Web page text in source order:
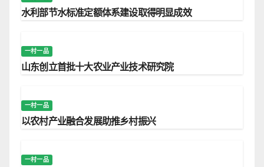
水利部节水标准定额体系建设取得明显成效
一村一品
山东创立首批十大农业产业技术研究院
一村一品
以农村产业融合发展助推乡村振兴
一村一品